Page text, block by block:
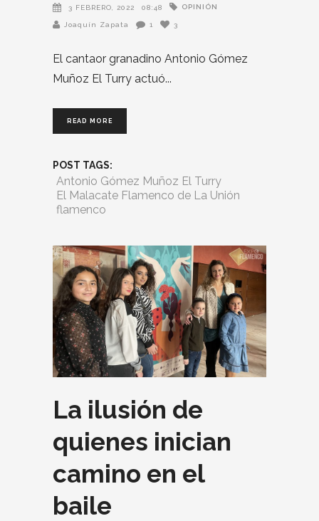
3 FEBRERO, 2022 08:48 OPINIÓN
Joaquín Zapata 1 3
El cantaor granadino Antonio Gómez
Muñoz El Turry actuó
READ MORE
POST TAGS:
Antonio Gómez Muñoz El Turry
El Malacate Flamenco de La Unión
flamenco
La ilusión de
quienes inician
camino en el
baile